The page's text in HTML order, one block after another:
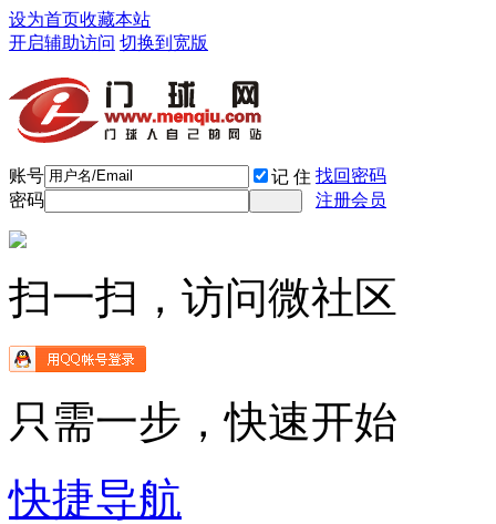
设为首页收藏本站
开启辅助访问 切换到宽版
账号 记 住 找回密码
密码
注册会员
扫一扫，访问微社区
只需一步，快速开始
快捷导航